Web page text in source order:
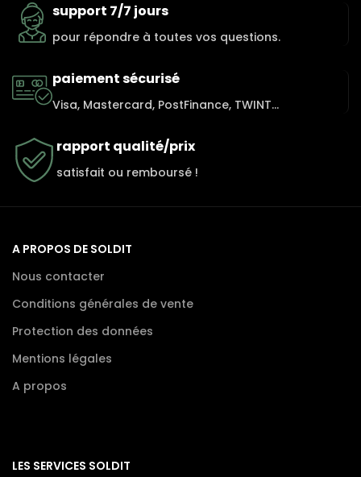
support 7/7 jours
pour répondre à toutes vos questions.
paiement sécurisé
Visa, Mastercard, PostFinance, TWINT...
rapport qualité/prix
satisfait ou remboursé !
A PROPOS DE SOLDIT
Nous contacter
Conditions générales de vente
Protection des données
Mentions légales
A propos
LES SERVICES SOLDIT